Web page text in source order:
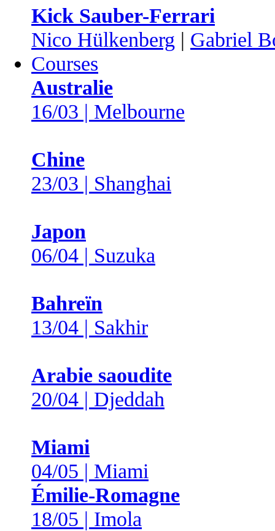
Kick Sauber-Ferrari
Nico Hülkenberg | Gabriel
Courses
Australie
16/03 | Melbourne
Chine
23/03 | Shanghai
Japon
06/04 | Suzuka
Bahreïn
13/04 | Sakhir
Arabie saoudite
20/04 | Djeddah
Miami
04/05 | Miami
Émilie-Romagne
18/05 | Imola